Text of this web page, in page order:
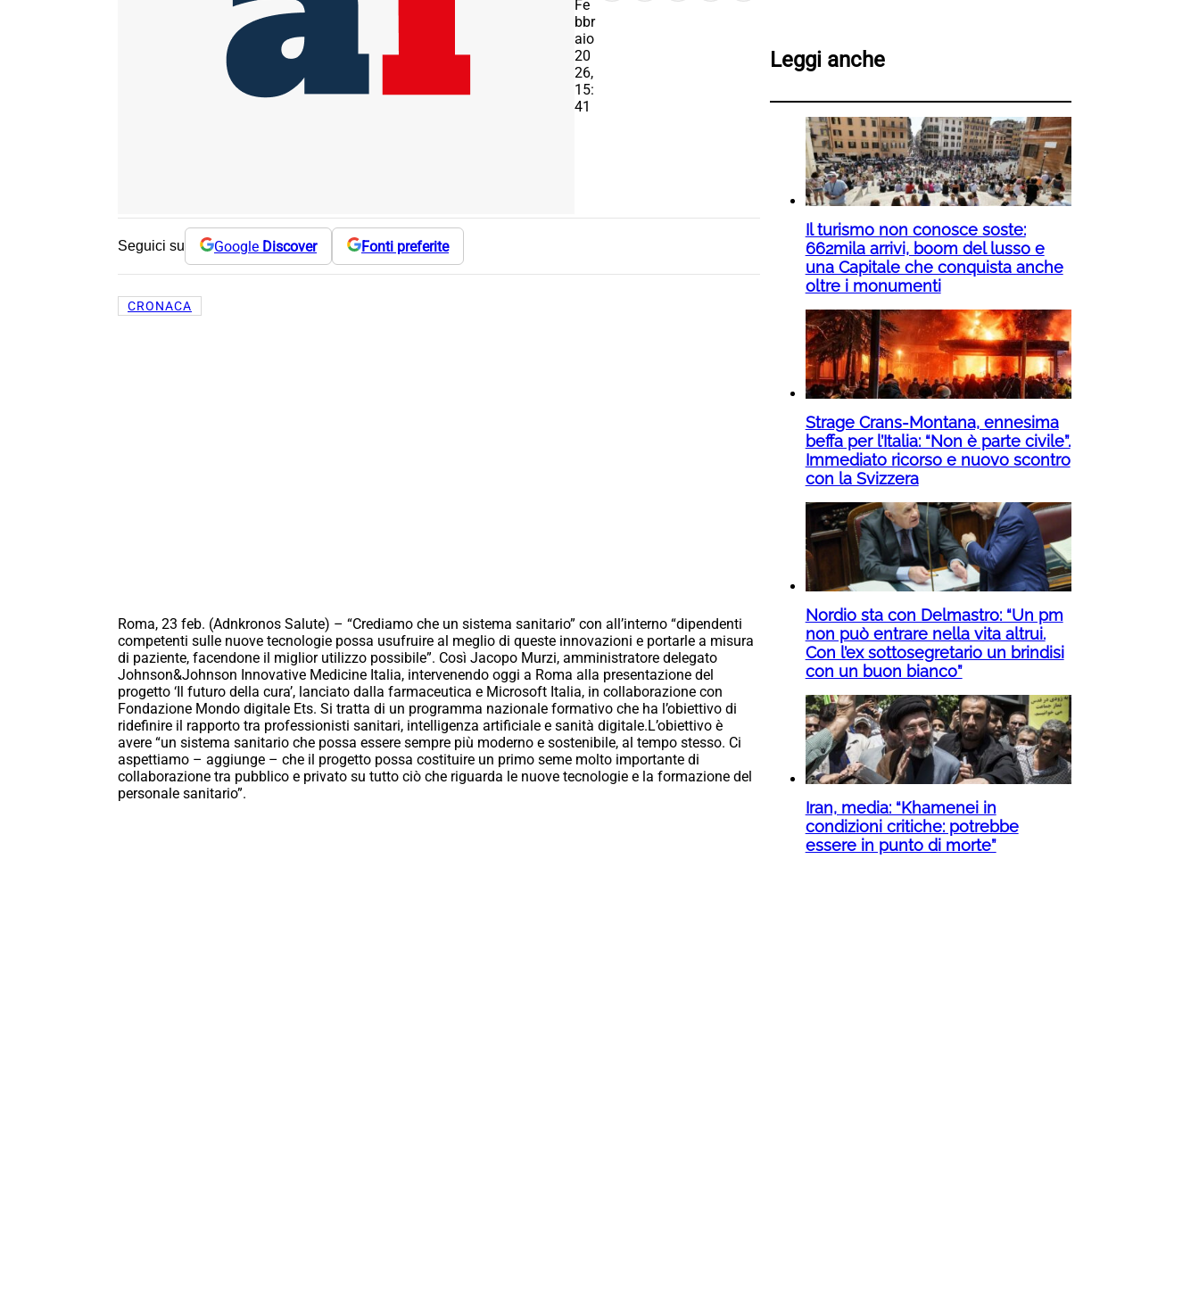
Fe
bbr
aio
20
26,
15:
41
Seguici su Google Discover Fonti preferite
CRONACA
Roma, 23 feb. (Adnkronos Salute) – “Crediamo che un sistema sanitario” con all’interno “dipendenti
competenti sulle nuove tecnologie possa usufruire al meglio di queste innovazioni e portarle a misura
di paziente, facendone il miglior utilizzo possibile”. Così Jacopo Murzi, amministratore delegato
Johnson&Johnson Innovative Medicine Italia, intervenendo oggi a Roma alla presentazione del
progetto ‘Il futuro della cura’, lanciato dalla farmaceutica e Microsoft Italia, in collaborazione con
Fondazione Mondo digitale Ets. Si tratta di un programma nazionale formativo che ha l’obiettivo di
ridefinire il rapporto tra professionisti sanitari, intelligenza artificiale e sanità digitale.L’obiettivo è
avere “un sistema sanitario che possa essere sempre più moderno e sostenibile, al tempo stesso. Ci
aspettiamo – aggiunge – che il progetto possa costituire un primo seme molto importante di
collaborazione tra pubblico e privato su tutto ciò che riguarda le nuove tecnologie e la formazione del
personale sanitario”.
Leggi anche
Il turismo non conosce soste:
662mila arrivi, boom del lusso e
una Capitale che conquista anche
oltre i monumenti
Strage Crans-Montana, ennesima
beffa per l’Italia: “Non è parte civile”.
Immediato ricorso e nuovo scontro
con la Svizzera
Nordio sta con Delmastro: “Un pm
non può entrare nella vita altrui.
Con l’ex sottosegretario un brindisi
con un buon bianco”
Iran, media: “Khamenei in
condizioni critiche: potrebbe
essere in punto di morte”